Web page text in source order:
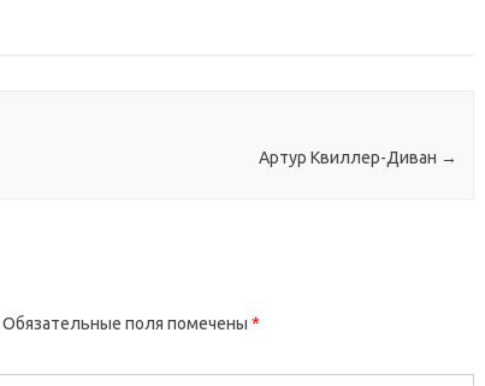
Артур Квиллер-Диван →
Обязательные поля помечены *